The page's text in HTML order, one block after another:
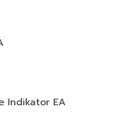
Indikator EA